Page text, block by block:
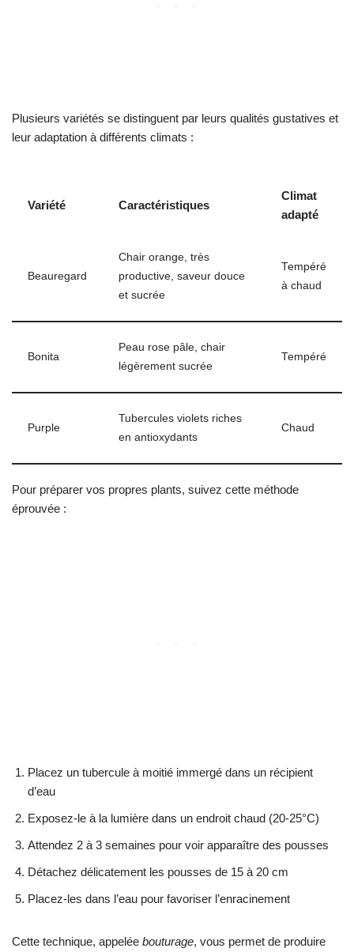
Plusieurs variétés se distinguent par leurs qualités gustatives et
leur adaptation à différents climats :
Variété Caractéristiques
Climat
adapté
Beauregard
Chair orange, très
productive, saveur douce
et sucrée
Tempéré
à chaud
Bonita
Peau rose pâle, chair
légèrement sucrée
Tempéré
Purple
Tubercules violets riches
en antioxydants
Chaud
Pour préparer vos propres plants, suivez cette méthode
éprouvée :
Placez un tubercule à moitié immergé dans un récipient
d’eau
Exposez-le à la lumière dans un endroit chaud (20-25°C)
Attendez 2 à 3 semaines pour voir apparaître des pousses
Détachez délicatement les pousses de 15 à 20 cm
Placez-les dans l’eau pour favoriser l’enracinement
Cette technique, appelée bouturage, vous permet de produire